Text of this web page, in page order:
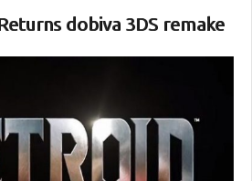
dobiva 3DS remake